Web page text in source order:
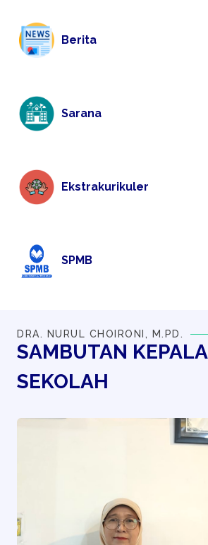
Berita
Sarana
Ekstrakurikuler
SPMB
DRA. NURUL CHOIRONI, M.PD.
SAMBUTAN KEPALA
SEKOLAH